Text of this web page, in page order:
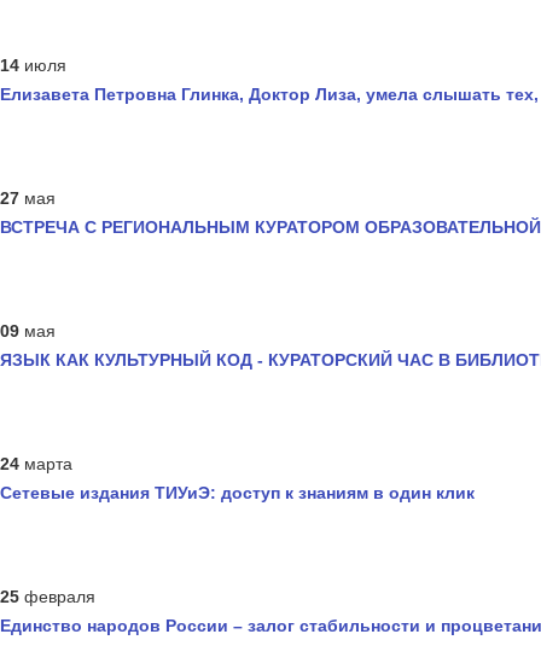
14 июля
Елизавета Петровна Глинка, Доктор Лиза, умела слышать
27 мая
ВСТРЕЧА С РЕГИОНАЛЬНЫМ КУРАТОРОМ
09 мая
ЯЗЫК КАК КУЛЬТУРНЫЙ КОД - КУРАТОРСКИЙ ЧАС В
24 марта
Сетевые издания ТИУиЭ: доступ к знаниям в один клик
25 февраля
Единство народов России – залог стабильности и